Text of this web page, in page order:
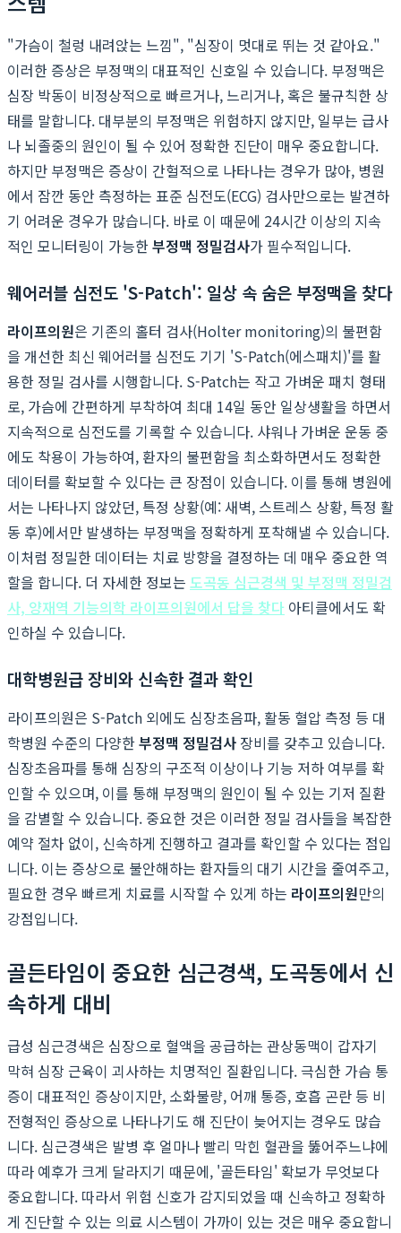
"가슴이 철렁 내려앉는 느낌", "심장이 멋대로 뛰는 것 같아요."
이러한 증상은 부정맥의 대표적인 신호일 수 있습니다. 부정맥은
심장 박동이 비정상적으로 빠르거나, 느리거나, 혹은 불규칙한 상
태를 말합니다. 대부분의 부정맥은 위험하지 않지만, 일부는 급사
나 뇌졸중의 원인이 될 수 있어 정확한 진단이 매우 중요합니다.
하지만 부정맥은 증상이 간헐적으로 나타나는 경우가 많아, 병원
에서 잠깐 동안 측정하는 표준 심전도(ECG) 검사만으로는 발견하
기 어려운 경우가 많습니다. 바로 이 때문에 24시간 이상의 지속
적인 모니터링이 가능한부정맥 정밀검사가 필수적입니다.
웨어러블 심전도 'S-Patch': 일상 속 숨은 부정맥을 찾다
라이프의원은 기존의 홀터 검사(Holter monitoring)의 불편함
을 개선한 최신 웨어러블 심전도 기기 'S-Patch(에스패치)'를 활
용한 정밀 검사를 시행합니다. S-Patch는 작고 가벼운 패치 형태
로, 가슴에 간편하게 부착하여 최대 14일 동안 일상생활을 하면서
지속적으로 심전도를 기록할 수 있습니다. 샤워나 가벼운 운동 중
에도 착용이 가능하여, 환자의 불편함을 최소화하면서도 정확한
데이터를 확보할 수 있다는 큰 장점이 있습니다. 이를 통해 병원에
서는 나타나지 않았던, 특정 상황(예: 새벽, 스트레스 상황, 특정 활
동 후)에서만 발생하는 부정맥을 정확하게 포착해낼 수 있습니다.
이처럼 정밀한 데이터는 치료 방향을 결정하는 데 매우 중요한 역
할을 합니다. 더 자세한 정보는 도곡동 심근경색 및 부정맥 정밀검
사, 양재역 기능의학 라이프의원에서 답을 찾다 아티클에서도 확
인하실 수 있습니다.
대학병원급 장비와 신속한 결과 확인
라이프의원은 S-Patch 외에도 심장초음파, 활동 혈압 측정 등 대
학병원 수준의 다양한부정맥 정밀검사 장비를 갖추고 있습니다.
심장초음파를 통해 심장의 구조적 이상이나 기능 저하 여부를 확
인할 수 있으며, 이를 통해 부정맥의 원인이 될 수 있는 기저 질환
을 감별할 수 있습니다. 중요한 것은 이러한 정밀 검사들을 복잡한
예약 절차 없이, 신속하게 진행하고 결과를 확인할 수 있다는 점입
니다. 이는 증상으로 불안해하는 환자들의 대기 시간을 줄여주고,
필요한 경우 빠르게 치료를 시작할 수 있게 하는 라이프의원만의
강점입니다.
골든타임이 중요한 심근경색, 도곡동에서 신
속하게 대비
급성 심근경색은 심장으로 혈액을 공급하는 관상동맥이 갑자기
막혀 심장 근육이 괴사하는 치명적인 질환입니다. 극심한 가슴 통
증이 대표적인 증상이지만, 소화불량, 어깨 통증, 호흡 곤란 등 비
전형적인 증상으로 나타나기도 해 진단이 늦어지는 경우도 많습
니다. 심근경색은 발병 후 얼마나 빨리 막힌 혈관을 뚫어주느냐에
따라 예후가 크게 달라지기 때문에, '골든타임' 확보가 무엇보다
중요합니다. 따라서 위험 신호가 감지되었을 때 신속하고 정확하
게 진단할 수 있는 의료 시스템이 가까이 있는 것은 매우 중요합니